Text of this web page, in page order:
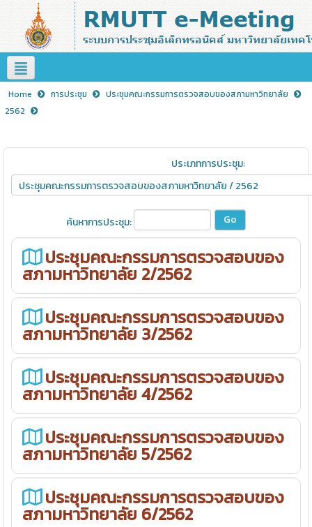
Home การประชุม
ประชุมคณะกรรมการตรวจสอบของสภามหาวิทยาลัย
2562
ประเภทการประชุม:
ค้นหาการประชุม:
ประชุมคณะกรรมการตรวจสอบของ
สภามหาวิทยาลัย 2/2562
ประชุมคณะกรรมการตรวจสอบของ
สภามหาวิทยาลัย 3/2562
ประชุมคณะกรรมการตรวจสอบของ
สภามหาวิทยาลัย 4/2562
ประชุมคณะกรรมการตรวจสอบของ
สภามหาวิทยาลัย 5/2562
ประชุมคณะกรรมการตรวจสอบของ
สภามหาวิทยาลัย 6/2562